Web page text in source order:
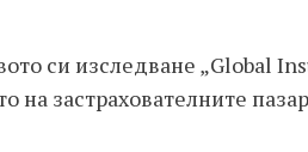
си изследване „Global
на застрахователните